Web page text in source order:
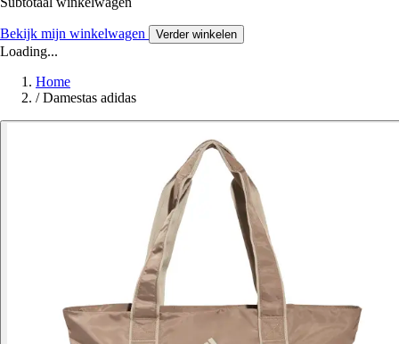
Bekijk mijn winkelwagen Verder winkelen
Loading...
Home
/ Damestas adidas